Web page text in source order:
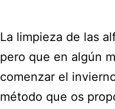
La limpieza de las
pero que en algún
comenzar el
método que os